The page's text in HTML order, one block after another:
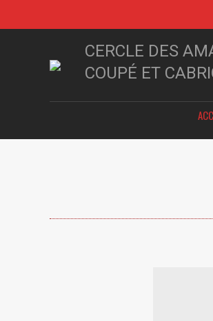
CERCLE DES
COUPÉ ET